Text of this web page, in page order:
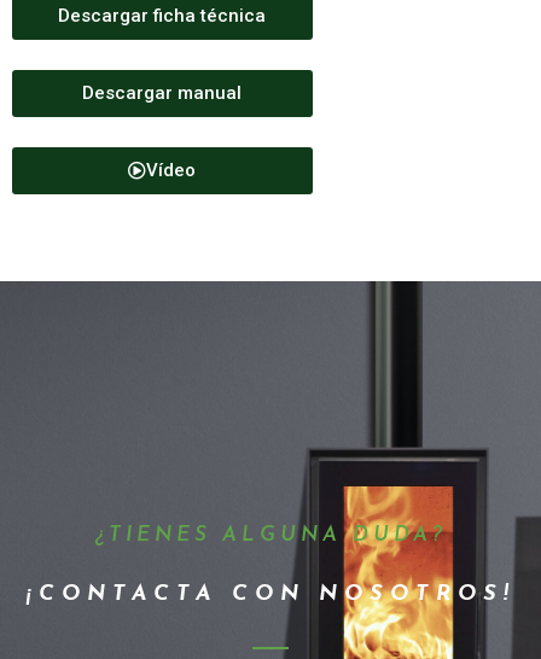
Descargar ficha técnica
Descargar manual
Vídeo
¿TIENES ALGUNA DUDA?
¡CONTACTA CON NOSOTROS!